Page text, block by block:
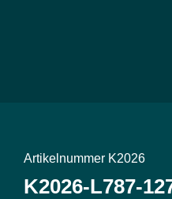
Artikelnummer K2026
K2026-L787-